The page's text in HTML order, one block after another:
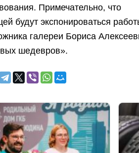
Примечательно, что
будут экспонироваться
галереи Бориса
шедевров».